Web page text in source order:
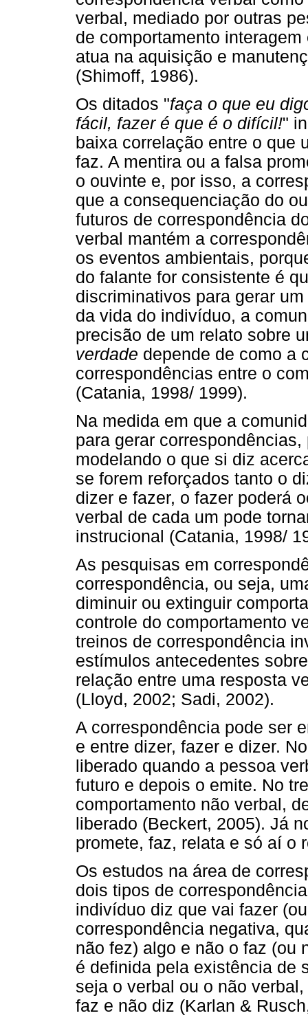
verbal, mediado por outras
de comportamento
atua na aquisição e
(Shimoff, 1986).
Os ditados "faça o que eu
fácil, fazer é que é o difícil!"
baixa correlação entre o que
faz. A mentira ou a falsa
o ouvinte e, por isso, a
que a consequenciação do
futuros de correspondência
verbal mantém a
os eventos ambientais,
do falante for consistente é
discriminativos para gerar
da vida do indivíduo, a
precisão de um relato sobre
verdade depende de como a
correspondências entre o
(Catania, 1998/ 1999).
Na medida em que a
para gerar
modelando o que si diz
se forem reforçados tanto o
dizer e fazer, o fazer poderá
verbal de cada um pode
instrucional (Catania, 1998/
As pesquisas em
correspondência, ou seja,
diminuir ou extinguir
controle do comportamento
treinos de correspondência
estímulos antecedentes
relação entre uma resposta
(Lloyd, 2002; Sadi, 2002).
A correspondência pode ser
e entre dizer, fazer e dizer.
liberado quando a pessoa
futuro e depois o emite. No
comportamento não verbal,
liberado (Beckert, 2005). Já
promete, faz, relata e só aí o
Os estudos na área de
dois tipos de
indivíduo diz que vai fazer
correspondência negativa,
não fez) algo e não o faz (ou
é definida pela existência de
seja o verbal ou o não
faz e não diz (Karlan &